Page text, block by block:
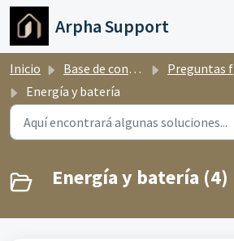
Ir al contenido principal
Arpha Support
Inicio Base de conocimientos
Preguntas frecuentes
Energía y batería
Energía y batería (4)